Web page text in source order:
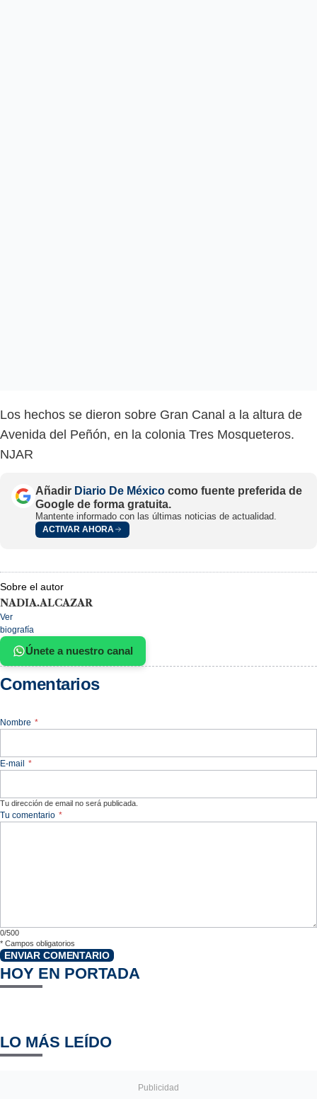
Los hechos se dieron sobre Gran Canal a la altura de
Avenida del Peñón, en la colonia Tres Mosqueteros.
NJAR
Añadir Diario De México como fuente preferida de
Google de forma gratuita.
Mantente informado con las últimas noticias de actualidad.
ACTIVAR AHORA
Sobre el autor
NADIA.ALCAZAR
Ver
biografía
Únete a nuestro canal
Comentarios
Nombre *
E-mail *
Tu dirección de email no será publicada.
Tu comentario *
0/500
* Campos obligatorios
ENVIAR COMENTARIO
HOY EN PORTADA
LO MÁS LEÍDO